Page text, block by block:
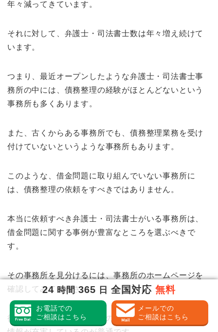
年々減ってきています。
それに対して、弁護士・司法書士数は年々増え続けて
います。
つまり、最近オープンしたような弁護士・司法書士事
務所の中には、債務整理の経験がほとんどないという
事務所も多くあります。
また、古くからある事務所でも、債務整理業務を受け
付けていないというような事務所もあります。
このような、借金問題に取り組んでいない事務所に
は、債務整理の依頼をすべきではありません。
本当に依頼すべき弁護士・司法書士がいる事務所は、
借金問題に関する事例が豊富なところを選ぶべきで
す。
その事務所を見分けるには、事務所のホームページを
確認してみてください。
得意な分野については、他の分野よりも記載が多く、
24 時間365 日 全国対応 無料
お電話での
ご相談はこちら
メールでの
ご相談はこちら